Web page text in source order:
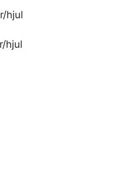
hjul
hjul